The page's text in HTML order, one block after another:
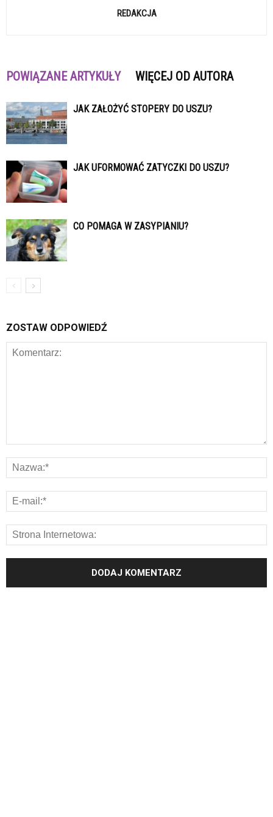
REDAKCJA
POWIĄZANE ARTYKUŁY WIĘCEJ OD AUTORA
JAK ZAŁOŻYĆ STOPERY DO USZU?
JAK UFORMOWAĆ ZATYCZKI DO USZU?
CO POMAGA W ZASYPIANIU?
ZOSTAW ODPOWIEDŹ